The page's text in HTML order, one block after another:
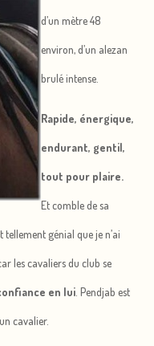
d’un mètre 48
environ, d’un alezan
brulé intense.
Rapide, énergique,
endurant, gentil,
tout pour plaire.
Et comble de sa
génial que je n’ai
les cavaliers du club se
en lui . Pendjab est
cavalier.